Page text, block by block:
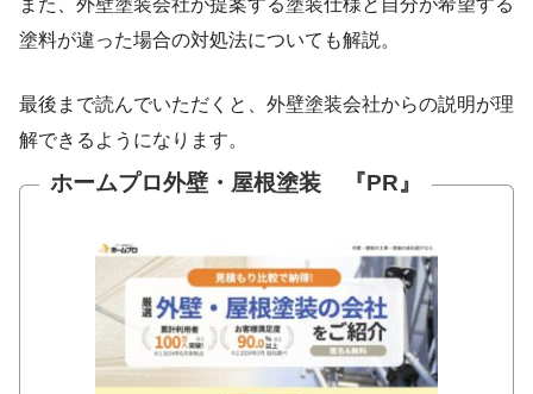
塗料が違った場合の対処法についても解説。
最後まで読んでいただくと、外壁塗装会社からの説明が理
解できるようになります。
ホームプロ外壁・屋根塗装 『PR』